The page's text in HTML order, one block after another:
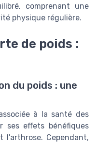
comprenant une
physique régulière.
de poids :
du poids : une
à la santé des
ses effets bénéfiques
l'arthrose. Cependant,